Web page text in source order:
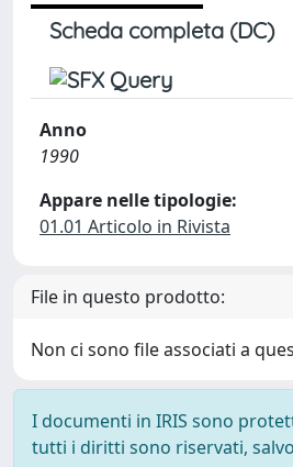
Scheda completa (DC)
Anno
1990
Appare nelle tipologie:
01.01 Articolo in Rivista
File in questo prodotto:
Non ci sono file associati a
I documenti in IRIS sono
tutti i diritti sono riservati,